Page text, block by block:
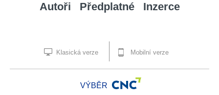
Autoři Předplatné Inzerce
Klasická verze Mobilní verze
VÝBĚR